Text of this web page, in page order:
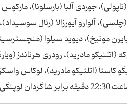
(ناپولی)، جوردی آلبا (بارسلونا)،
(چلسی)، آلوارو آیورزالا (رئال
(بایرن مونیخ)، دیوید سیلوا
(اتلتیکو مادرید)، رودری هرناندز
کاستا (اتلتیکو مادرید)، لوکاس